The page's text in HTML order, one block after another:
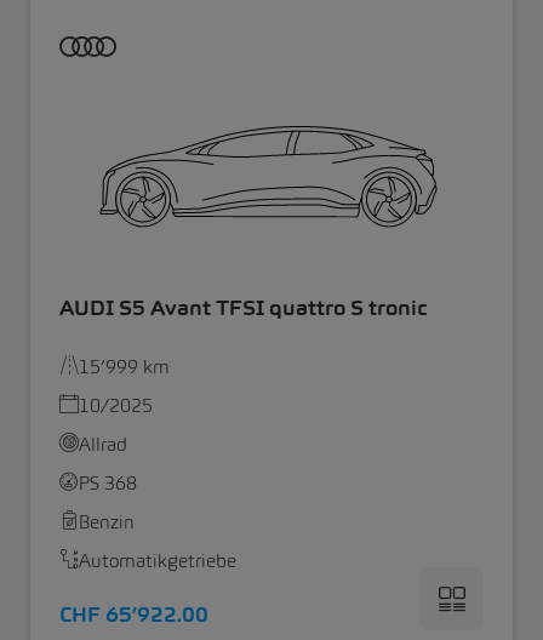
AUDI S5 Avant TFSI quattro S tronic
15’999 km
10/2025
Allrad
PS 368
Benzin
Automatikgetriebe
CHF 65’922.00